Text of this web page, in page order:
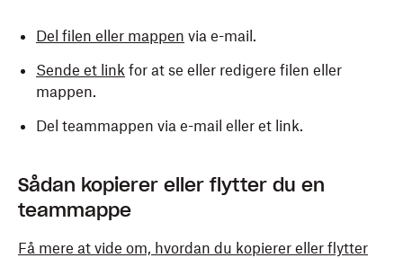
Del filen eller mappen via e-mail.
Sende et link for at se eller redigere filen eller
mappen.
Del teammappen via e-mail eller et link.
Sådan kopierer eller flytter du en
teammappe
Få mere at vide om, hvordan du kopierer eller flytter